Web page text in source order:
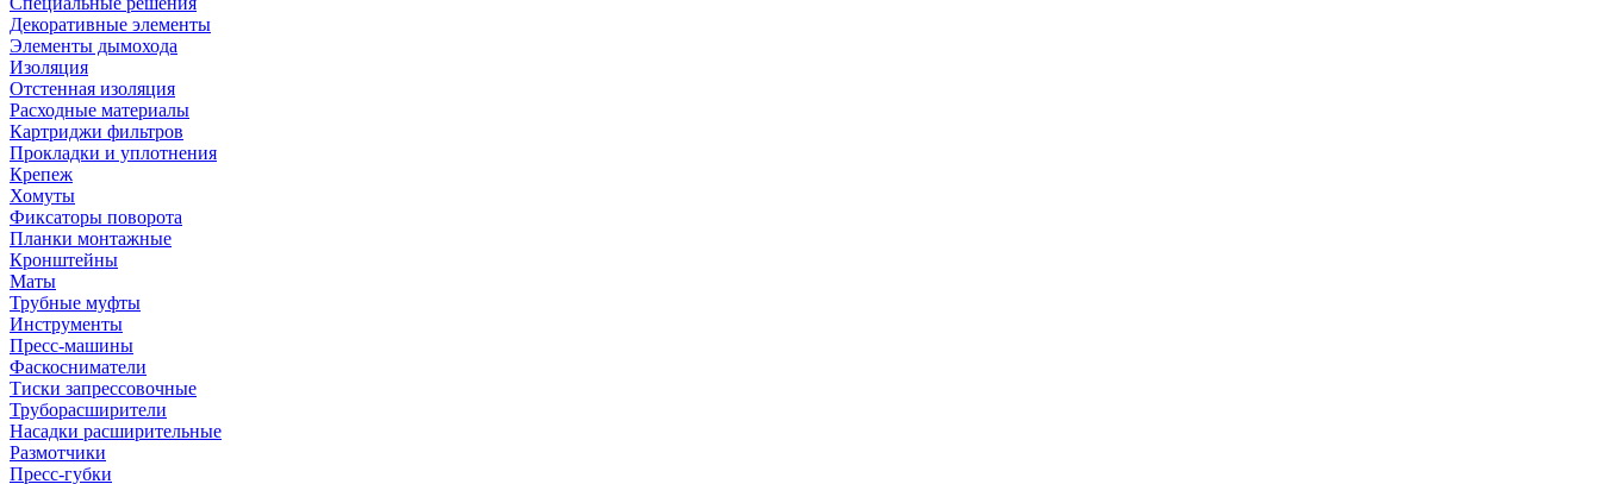
Декоративные элементы
Элементы дымохода
Изоляция
Отстенная изоляция
Расходные материалы
Картриджи фильтров
Прокладки и уплотнения
Крепеж
Хомуты
Фиксаторы поворота
Планки монтажные
Кронштейны
Маты
Трубные муфты
Инструменты
Пресс-машины
Фаскосниматели
Тиски запрессовочные
Труборасширители
Насадки расширительные
Размотчики
Пресс-губки